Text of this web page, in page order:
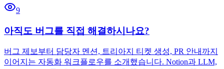
9
아직도 버그를 직접 해결하시나요?
버그 제보부터 담당자 멘션, 트리아지 티켓 생성, PR 안내까지
이어지는 자동화 워크플로우를 소개했습니다. Notion과 LLM,